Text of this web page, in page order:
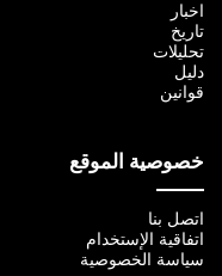
اخبار
تاريخ
تحليلات
دليل
قوانين
خصوصية الموقع
اتصل بنا
اتفاقية الإستخدام
سياسة الخصوصية